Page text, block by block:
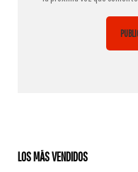
LOS MÁS VENDIDOS